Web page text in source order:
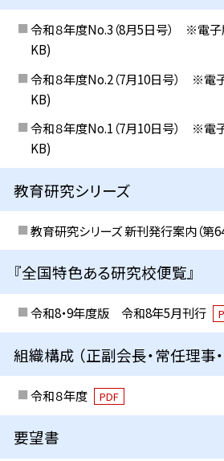
令和８年度No.3（8月5日号） ※電
KB)
令和８年度No.2（7月10日号） ※電
KB)
令和８年度No.1（7月10日号） ※電
KB)
教育研究シリーズ
教育研究シリーズ 新刊発行案内（第64
『全国特色ある研究校便覧』
令和8・9年度版 令和8年5月刊行
組織構成 （正副会長・常任理事
令和８年度 PDF
要望書